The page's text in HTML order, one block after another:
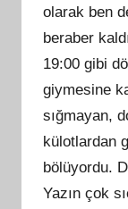
olarak ben
beraber
19:00 gibi
giymesine
sığmayan,
külotlardan
bölüyordu.
Yazın çok